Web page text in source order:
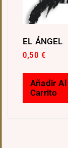
EL ÁNGEL
0,50 €
Añadir Al
Carrito